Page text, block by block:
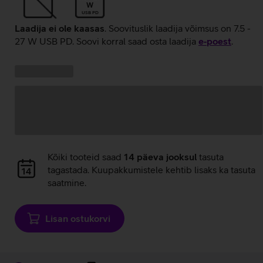
W
USB PD
Laadija ei ole kaasas. Soovituslik laadija võimsus on 7.5 -
27 W USB PD. Soovi korral saad osta laadija e‑poest.
Andmete
laadimine
Kõiki tooteid saad 14 päeva jooksul tasuta
tagastada. Kuupakkumistele kehtib lisaks ka tasuta
saatmine.
Lisan ostukorvi